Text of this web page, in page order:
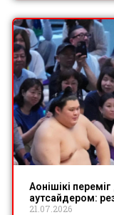
Аонішікі
аутсайдером:
21.07.2026